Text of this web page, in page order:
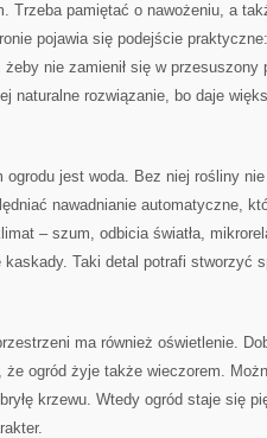
Trzeba pamiętać o nawożeniu, a
pojawia się podejście
żeby nie zamienił się w
naturalne rozwiązanie, bo daje
ogrodu jest woda. Bez niej rośliny
nawadnianie automatyczne,
– szum, odbicia światła,
Taki detal potrafi stworzyć
ma również oświetlenie.
ogród żyje także wieczorem.
krzewu. Wtedy ogród staje się